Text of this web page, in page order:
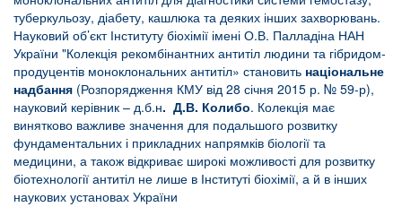
туберкульозу, діабету, кашлюка та деяких інших захворювань.
Науковий об’єкт Інституту біохімії імені О.В. Палладіна НАН
України "Колекція рекомбінантних антитіл людини та гібридом-
продуцентів моноклональних антитіл» становить національне
надбання (Розпорядження КМУ від 28 січня 2015 р. № 59-р),
науковий керівник – д.б.н. Д.В. Колибо. Колекція має
винятково важливе значення для подальшого розвитку
фундаментальних і прикладних напрямків біології та
медицини, а також відкриває широкі можливості для розвитку
біотехнології антитіл не лише в Інституті біохімії, а й в інших
наукових установах України